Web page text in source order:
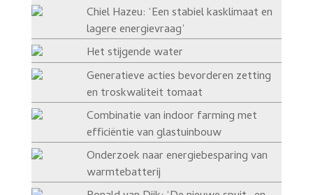
Chiel Hazeu: ‘Een stabiel kasklimaat en
lagere energievraag’
Het stijgende water
Generatieve acties bevorderen zetting
en troskwaliteit tomaat
Combinatie van indoor farming met
efficiëntie van glastuinbouw
Onderzoek naar energiebesparing van
warmtebatterij